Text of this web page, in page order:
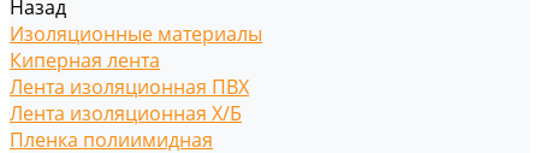
Назад
Изоляционные материалы
Киперная лента
Лента изоляционная ПВХ
Лента изоляционная Х/Б
Пленка полиимидная